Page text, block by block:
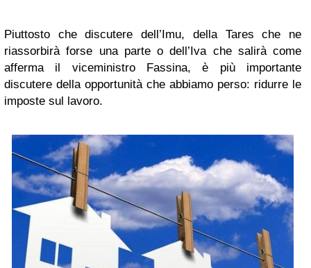
Piuttosto che discutere dell’Imu, della Tares che ne
riassorbirà forse una parte o dell’Iva che salirà come
afferma il viceministro Fassina, è più importante
discutere della opportunità che abbiamo perso: ridurre le
imposte sul lavoro.